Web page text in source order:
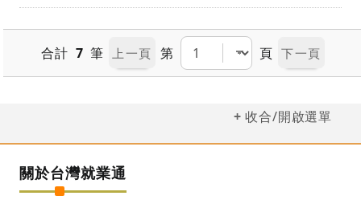
合計 7 筆 第 頁
收合/開啟選單
關於台灣就業通